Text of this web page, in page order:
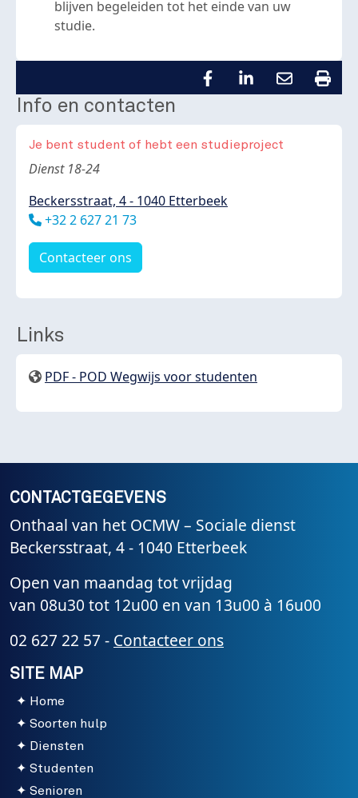
blijven begeleiden tot het einde van uw
studie.
Info en contacten
Je bent student of hebt een studieproject
Body
Dienst 18-24
Beckersstraat, 4 - 1040 Etterbeek
Téléphone
+32 2 627 21 73
Contacteer ons
Links
PDF - POD Wegwijs voor studenten
CONTACTGEGEVENS
Onthaal van het OCMW – Sociale dienst
Beckersstraat, 4 - 1040 Etterbeek
Open van maandag tot vrijdag
van 08u30 tot 12u00 en van 13u00 à 16u00
02 627 22 57 - Contacteer ons
SITE MAP
Home
Soorten hulp
Diensten
Studenten
Senioren